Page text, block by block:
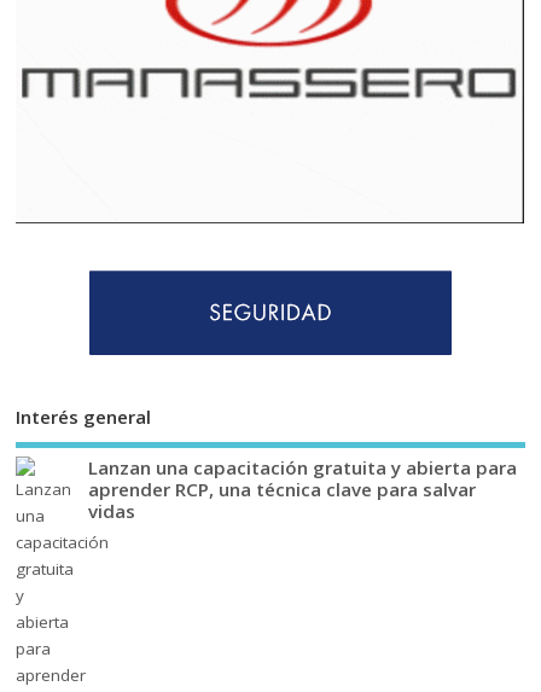
Interés general
Lanzan una capacitación gratuita y abierta para
aprender RCP, una técnica clave para salvar
vidas